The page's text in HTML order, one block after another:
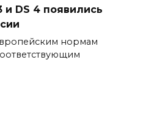
DS 4 появились
нормам